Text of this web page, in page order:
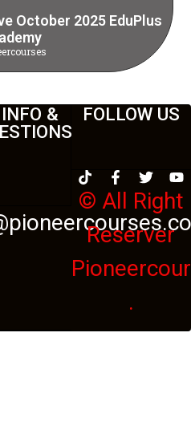
October 2025 EduPlus
&
FOLLOW US
© All Right
Reserver
.